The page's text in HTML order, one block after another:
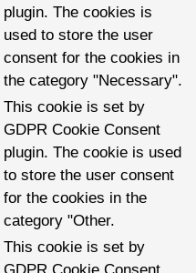
plugin. The cookies is
used to store the user
consent for the cookies in
the category "Necessary".
This cookie is set by
GDPR Cookie Consent
plugin. The cookie is used
to store the user consent
for the cookies in the
category "Other.
This cookie is set by